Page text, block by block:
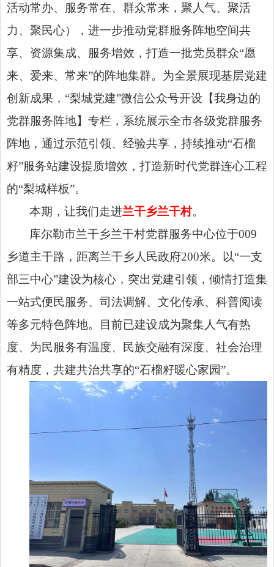
活动常办、服务常在、群众常来，聚人气、聚活
力、聚民心），进一步推动党群服务阵地空间共
享、资源集成、服务增效，打造一批党员群众“愿
来、爱来、常来”的阵地集群。为全景展现基层党建
创新成果，“梨城党建”微信公众号开设【我身边的
党群服务阵地】专栏，系统展示全市各级党群服务
阵地，通过示范引领、经验共享，持续推动“石榴
籽”服务站建设提质增效，打造新时代党群连心工程
的“梨城样板”。
本期，让我们走进兰干乡兰干村。
库尔勒市兰干乡兰干村党群服务中心位于009
乡道主干路，距离兰干乡人民政府200米。以“一支
部三中心”建设为核心，突出党建引领，倾情打造集
一站式便民服务、司法调解、文化传承、科普阅读
等多元特色阵地。目前已建设成为聚集人气有热
度、为民服务有温度、民族交融有深度、社会治理
有精度，共建共治共享的“石榴籽暖心家园”。